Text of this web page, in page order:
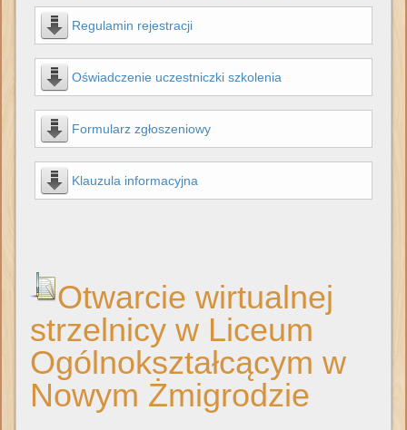
Regulamin rejestracji
Oświadczenie uczestniczki szkolenia
Formularz zgłoszeniowy
Klauzula informacyjna
Otwarcie wirtualnej
strzelnicy w Liceum
Ogólnokształcącym w
Nowym Żmigrodzie